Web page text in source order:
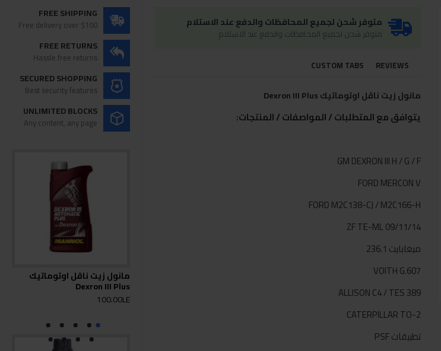
متوفر شحن لجميع المحافظات والدفع عند الاستلام
متوفر شحن لجميع المحافظات والدفع عند الاستلام
REVIEWS
CUSTOM TABS
مانول زيت ناقل اوتوماتيك Dexron III Plus
يتوافق مع المتطلبات / المواصفات / المنتجات:
GM DEXRON III H / G / F
FORD MERCON V
FORD M2C138-CJ / M2C166-H
ZF TE-ML 09/11/14
ميغابايت 236.1
VOITH G.607
ALLISON C4 / TES 389
CATERPILLAR TO-2
تطبيقات PSF
FREE SHIPPING
Free delivery over $100
FREE RETURNS
Hassle free returns
SECURED SHOPPING
Best security features
UNLIMITED BLOCKS
Any content, any page
مانول زيت ناقل اوتوماتيك
Dexron III Plus
100.00LE